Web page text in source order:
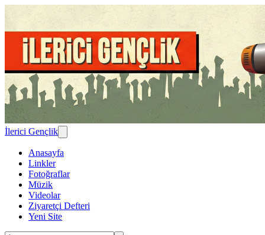
İlerici Gençlik
Anasayfa
Linkler
Fotoğraflar
Müzik
Videolar
Ziyaretçi Defteri
Yeni Site